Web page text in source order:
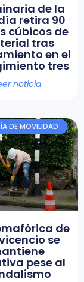
de la
retira 90
cúbicos de
tras
en el
tres
noticia
DE MOVILIDAD
de
se
pese al